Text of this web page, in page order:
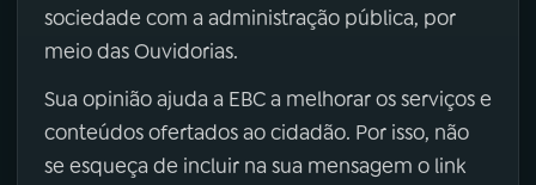
sociedade com a administração pública, por
meio das Ouvidorias.
Sua opinião ajuda a EBC a melhorar os serviços e
conteúdos ofertados ao cidadão. Por isso, não
se esqueça de incluir na sua mensagem o link